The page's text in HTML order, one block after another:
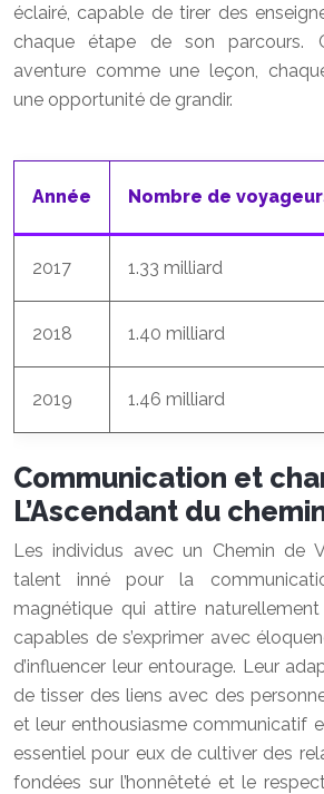
éclairé, capable de tirer des
chaque étape de son parcours.
aventure comme une leçon,
une opportunité de grandir.
Année Nombre de
2017 1.33 milliard
2018 1.40 milliard
2019 1.46 milliard
Communication et
L’Ascendant du
Les individus avec un Chemin de
talent inné pour la
magnétique qui attire
capables de s’exprimer avec
d’influencer leur entourage. Leur
de tisser des liens avec des
et leur enthousiasme communicatif
essentiel pour eux de cultiver des
fondées sur l’honnêteté et le